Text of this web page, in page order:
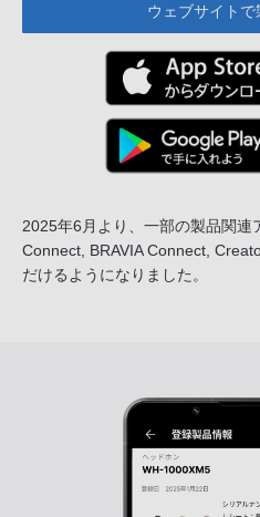
ウェブサイトで
2025年6月より、一部の製品関連
Connect, BRAVIA Connect,
だけるようになりました。